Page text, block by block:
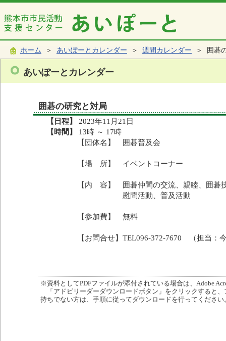
ホーム ＞ あいぽーとカレンダー ＞ 週間カレンダー ＞ 囲碁
あいぽーとカレンダー
囲碁の研究と対局
【日程】
2023年11月21日
【時間】
13時 ～ 17時
【団体名】 囲碁普及会
【場 所】 イベントコーナー
【内 容】 囲碁仲間の交流、親睦、囲碁
慰問活動、普及活動
【参加費】 無料
【お問合せ】TEL096-372-7670 （担当：
※資料としてPDFファイルが添付されている場合は、Adobe
「アドビリーダーダウンロードボタン」をクリックすると
持ちでない方は、手順に従ってダウンロードを行ってください